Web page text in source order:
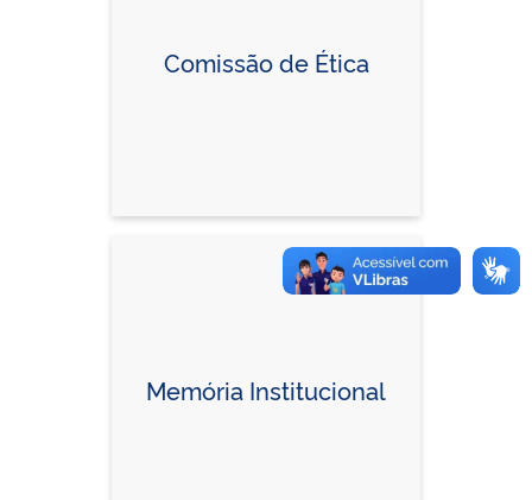
Comissão de Ética
Memória Institucional